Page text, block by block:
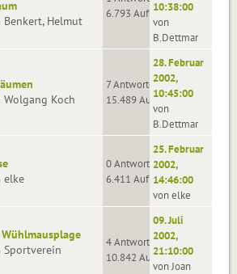
Helmut
6.793 Aufrufe10:38:00
von
B.Dettmar
Koch
7 Antworten
15.489 Aufrufe
28. Februar
2002,
10:45:00
von
B.Dettmar
elke
0 Antworten
6.411 Aufrufe
25. Februar
2002,
14:46:00
von elke
Sportverein
4 Antworten
10.842 Aufrufe
09. Juli
2002,
21:10:00
von Joan